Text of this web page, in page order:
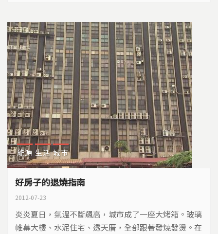
能源 生活 城市
好房子的退燒指南
2012-07-23
炎炎夏日，氣溫不斷飆高，城市成了一座大烤箱。玻璃
帷幕大樓、水泥住宅、透天厝，全部跟著發燒發燙。在